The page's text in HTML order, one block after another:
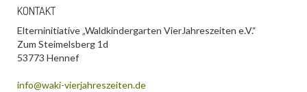
KONTAKT
Elterninitiative „Waldkindergarten VierJahreszeiten e.V.“
Zum Steimelsberg 1d
53773 Hennef
info@waki-vierjahreszeiten.de